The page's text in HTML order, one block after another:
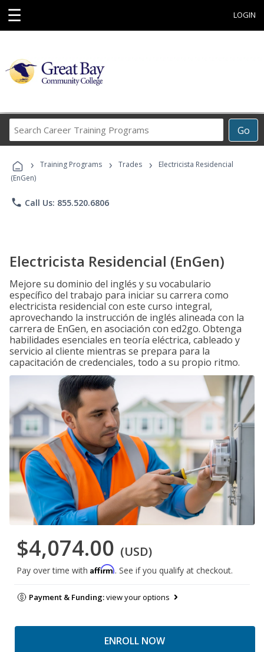
☰ LOGIN
Go
Career
Programs
› Training Programs › Trades ›
Electricista Residencial
(EnGen)
phone Call Us: 855.520.6806
Electricista Residencial (EnGen)
Mejore su dominio del inglés y su vocabulario
específico del trabajo para iniciar su carrera como
electricista residencial con este curso integral,
aprovechando la instrucción de inglés alineada con la
carrera de EnGen, en asociación con ed2go. Obtenga
habilidades esenciales en teoría eléctrica, cableado y
servicio al cliente mientras se prepara para la
capacitación de credenciales, todo a su propio ritmo.
$4,074.00 (USD)
Pay over time with Affirm. See if you qualify at checkout.
Payment & Funding:view your options
ENROLL NOW